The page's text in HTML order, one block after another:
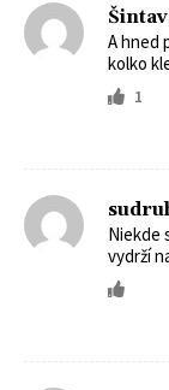
A hned
kolko
1
Niekde
vydrží